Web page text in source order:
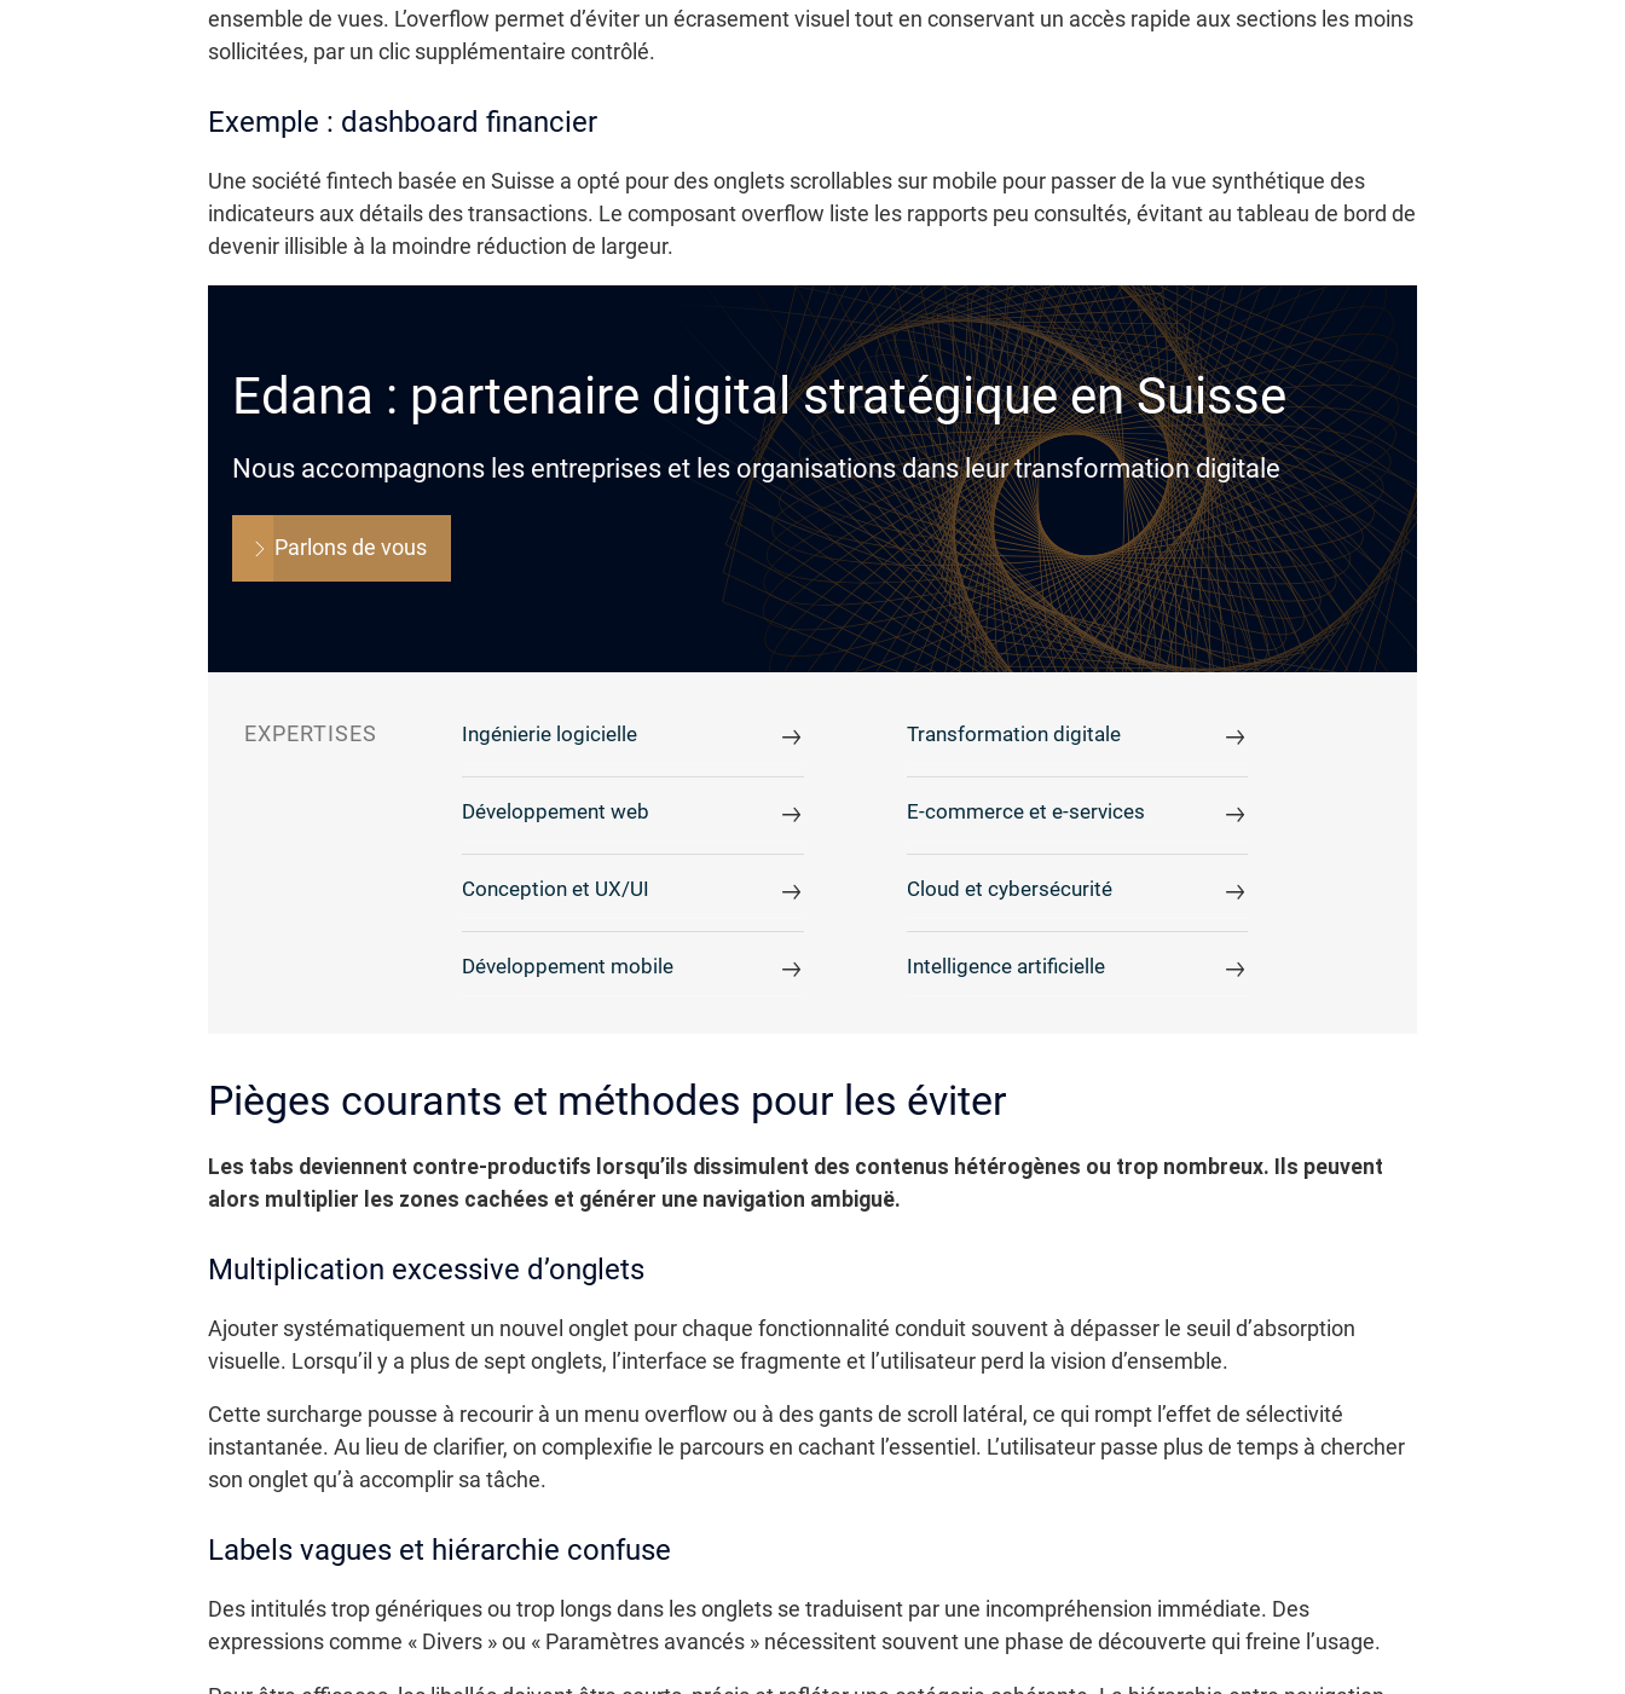
ensemble de vues. L’overflow permet d’éviter un écrasement visuel tout en conservant un accès rapide aux sections les moins
sollicitées, par un clic supplémentaire contrôlé.
Exemple : dashboard financier
Une société fintech basée en Suisse a opté pour des onglets scrollables sur mobile pour passer de la vue synthétique des
indicateurs aux détails des transactions. Le composant overflow liste les rapports peu consultés, évitant au tableau de bord de
devenir illisible à la moindre réduction de largeur.
Edana : partenaire digital stratégique en Suisse
Nous accompagnons les entreprises et les organisations dans leur transformation digitale
Parlons de vous
EXPERTISES Ingénierie logicielle Transformation digitale
Développement web E-commerce et e-services
Conception et UX/UI Cloud et cybersécurité
Développement mobile Intelligence artificielle
Pièges courants et méthodes pour les éviter
Les tabs deviennent contre-productifs lorsqu’ils dissimulent des contenus hétérogènes ou trop nombreux. Ils peuvent
alors multiplier les zones cachées et générer une navigation ambiguë.
Multiplication excessive d’onglets
Ajouter systématiquement un nouvel onglet pour chaque fonctionnalité conduit souvent à dépasser le seuil d’absorption
visuelle. Lorsqu’il y a plus de sept onglets, l’interface se fragmente et l’utilisateur perd la vision d’ensemble.
Cette surcharge pousse à recourir à un menu overflow ou à des gants de scroll latéral, ce qui rompt l’effet de sélectivité
instantanée. Au lieu de clarifier, on complexifie le parcours en cachant l’essentiel. L’utilisateur passe plus de temps à chercher
son onglet qu’à accomplir sa tâche.
Labels vagues et hiérarchie confuse
Des intitulés trop génériques ou trop longs dans les onglets se traduisent par une incompréhension immédiate. Des
expressions comme « Divers » ou « Paramètres avancés » nécessitent souvent une phase de découverte qui freine l’usage.